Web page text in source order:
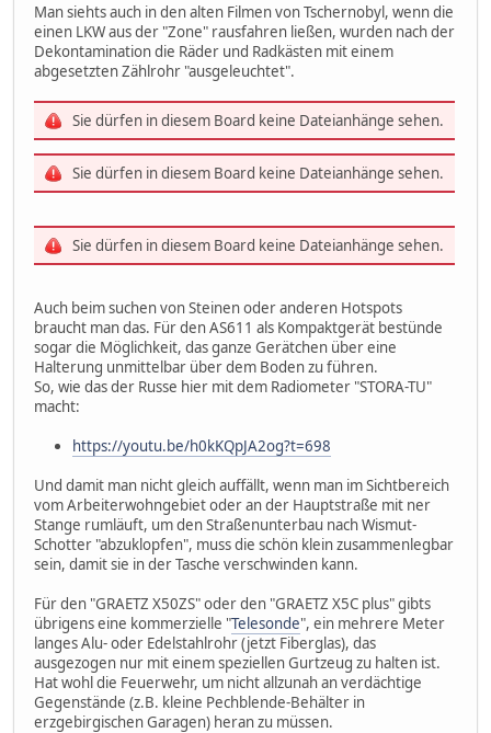
Man siehts auch in den alten Filmen von Tschernobyl, wenn die
einen LKW aus der "Zone" rausfahren ließen, wurden nach der
Dekontamination die Räder und Radkästen mit einem
abgesetzten Zählrohr "ausgeleuchtet".
Sie dürfen in diesem Board keine Dateianhänge sehen.
Sie dürfen in diesem Board keine Dateianhänge sehen.
Sie dürfen in diesem Board keine Dateianhänge sehen.
Auch beim suchen von Steinen oder anderen Hotspots
braucht man das. Für den AS611 als Kompaktgerät bestünde
sogar die Möglichkeit, das ganze Gerätchen über eine
Halterung unmittelbar über dem Boden zu führen.
So, wie das der Russe hier mit dem Radiometer "STORA-TU"
macht:
https://youtu.be/h0kKQpJA2og?t=698
Und damit man nicht gleich auffällt, wenn man im Sichtbereich
vom Arbeiterwohngebiet oder an der Hauptstraße mit ner
Stange rumläuft, um den Straßenunterbau nach Wismut-
Schotter "abzuklopfen", muss die schön klein zusammenlegbar
sein, damit sie in der Tasche verschwinden kann.
Für den "GRAETZ X50ZS" oder den "GRAETZ X5C plus" gibts
übrigens eine kommerzielle "Telesonde", ein mehrere Meter
langes Alu- oder Edelstahlrohr (jetzt Fiberglas), das
ausgezogen nur mit einem speziellen Gurtzeug zu halten ist.
Hat wohl die Feuerwehr, um nicht allzunah an verdächtige
Gegenstände (z.B. kleine Pechblende-Behälter in
erzgebirgischen Garagen) heran zu müssen.